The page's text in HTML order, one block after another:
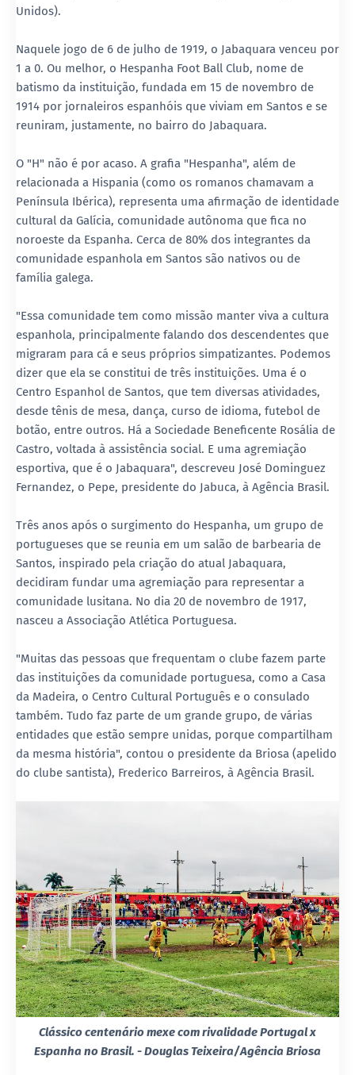
Unidos).
Naquele jogo de 6 de julho de 1919, o Jabaquara venceu por
1 a 0. Ou melhor, o Hespanha Foot Ball Club, nome de
batismo da instituição, fundada em 15 de novembro de
1914 por jornaleiros espanhóis que viviam em Santos e se
reuniram, justamente, no bairro do Jabaquara.
O "H" não é por acaso. A grafia "Hespanha", além de
relacionada a Hispania (como os romanos chamavam a
Península Ibérica), representa uma afirmação de identidade
cultural da Galícia, comunidade autônoma que fica no
noroeste da Espanha. Cerca de 80% dos integrantes da
comunidade espanhola em Santos são nativos ou de
família galega.
"Essa comunidade tem como missão manter viva a cultura
espanhola, principalmente falando dos descendentes que
migraram para cá e seus próprios simpatizantes. Podemos
dizer que ela se constitui de três instituições. Uma é o
Centro Espanhol de Santos, que tem diversas atividades,
desde tênis de mesa, dança, curso de idioma, futebol de
botão, entre outros. Há a Sociedade Beneficente Rosália de
Castro, voltada à assistência social. E uma agremiação
esportiva, que é o Jabaquara", descreveu José Dominguez
Fernandez, o Pepe, presidente do Jabuca, à Agência Brasil.
Três anos após o surgimento do Hespanha, um grupo de
portugueses que se reunia em um salão de barbearia de
Santos, inspirado pela criação do atual Jabaquara,
decidiram fundar uma agremiação para representar a
comunidade lusitana. No dia 20 de novembro de 1917,
nasceu a Associação Atlética Portuguesa.
"Muitas das pessoas que frequentam o clube fazem parte
das instituições da comunidade portuguesa, como a Casa
da Madeira, o Centro Cultural Português e o consulado
também. Tudo faz parte de um grande grupo, de várias
entidades que estão sempre unidas, porque compartilham
da mesma história", contou o presidente da Briosa (apelido
do clube santista), Frederico Barreiros, à Agência Brasil.
Clássico centenário mexe com rivalidade Portugal x
Espanha no Brasil. - Douglas Teixeira/Agência Briosa